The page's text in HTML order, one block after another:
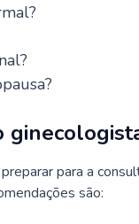
para a
são: